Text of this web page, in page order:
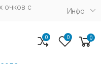
очков c
Инфо
0 0 0